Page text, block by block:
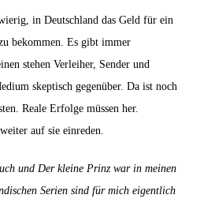
in Deutschland das Geld für ein
bekommen. Es gibt immer
stehen Verleiher, Sender und
skeptisch gegenüber. Da ist noch
Reale Erfolge müssen her.
auf sie einreden.
und Der kleine Prinz war in meinen
Serien sind für mich eigentlich